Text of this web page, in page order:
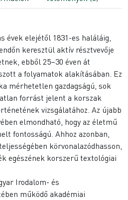
évek elejétől 1831-es haláláig,
keresztül aktív résztvevője
ebből 25–30 éven át
a folyamatok alakításában. Ez
mérhetetlen gazdagságú, sok
forrást jelent a korszak
vizsgálatához. Az újabb
elmondható, hogy az életmű
fontosságú. Ahhoz azonban,
körvonalazódhasson,
egészének korszerű textológiai
Irodalom- és
működő akadémiai